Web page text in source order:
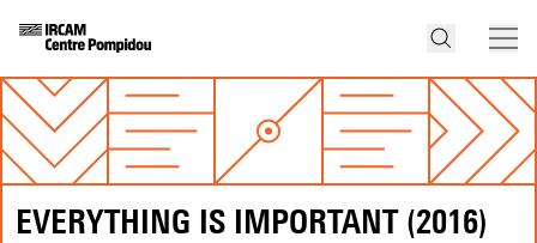
EVERYTHING IS IMPORTANT (2016)